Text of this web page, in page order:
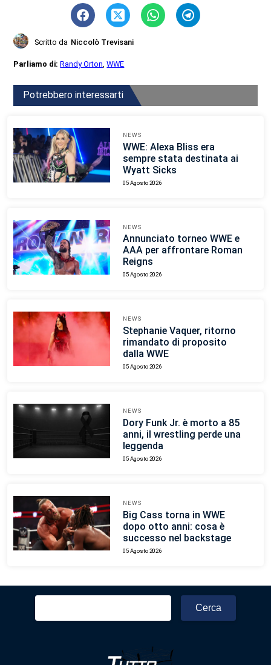
Scritto da Niccolò Trevisani
Parliamo di:Randy Orton,WWE
Potrebbero interessarti
NEWS
WWE: Alexa Bliss era
sempre stata destinata ai
Wyatt Sicks
05 Agosto 2026
NEWS
Annunciato torneo WWE e
AAA per affrontare Roman
Reigns
05 Agosto 2026
NEWS
Stephanie Vaquer, ritorno
rimandato di proposito
dalla WWE
05 Agosto 2026
NEWS
Dory Funk Jr. è morto a 85
anni, il wrestling perde una
leggenda
05 Agosto 2026
NEWS
Big Cass torna in WWE
dopo otto anni: cosa è
successo nel backstage
05 Agosto 2026
Ricerca